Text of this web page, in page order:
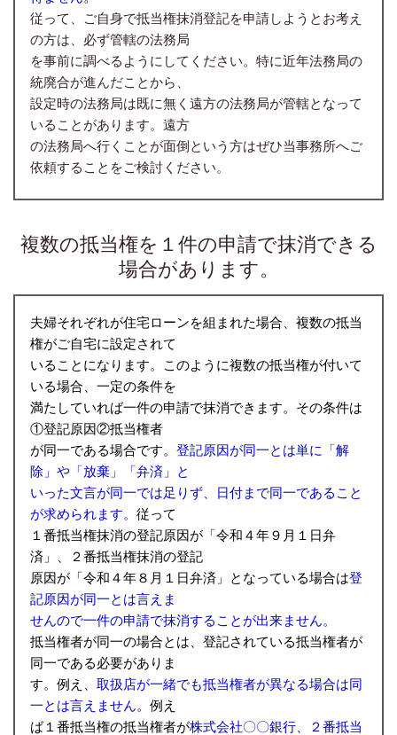
従って、ご自身で抵当権抹消登記を申請しようとお考え
の方は、必ず管轄の法務局
を事前に調べるようにしてください。特に近年法務局の
統廃合が進んだことから、
設定時の法務局は既に無く 遠方の法務局が管轄となって
いることがあります。遠方
の法務局へ行くことが面倒という方はぜひ当事務所へご
依頼することをご検討ください。
複数の抵当権を１件の申請で抹消できる
場合があります。
夫婦それぞれが住宅ローンを組まれた場合、複数の抵当
権がご自宅に設定されて
いることになります。このように複数の抵当権が付いて
いる場合、一定の条件を
満たしていれば一件の申請で抹消できます。その条件は
①登記原因②抵当権者
が同一である場合です。 登記原因が同一とは単に「解
除」や「放棄」「弁済」と
いった文言が同一では足りず、日付まで同一であること
が求められます。 従って
１番抵当権抹消の登記原因が「令和４年９月１日弁
済」、２番抵当権抹消の登記
原因が「令和４年８月１日弁済」となっている場合は登
記原因が同一とは言えま
せんので一件の申請で抹消することが出来ません。
抵当権者が同一の場合とは、登記されている抵当権者が
同一である必要がありま
す。例え、 取扱店が一緒でも抵当権者が異なる場合は同
一とは言えません。例え
ば１番抵当権の抵当権者が株式会社〇〇銀行、２番抵当